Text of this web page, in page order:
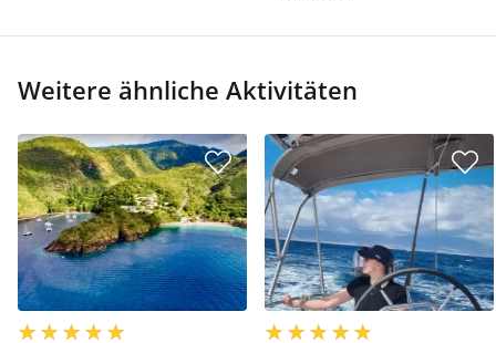
Weitere ähnliche Aktivitäten